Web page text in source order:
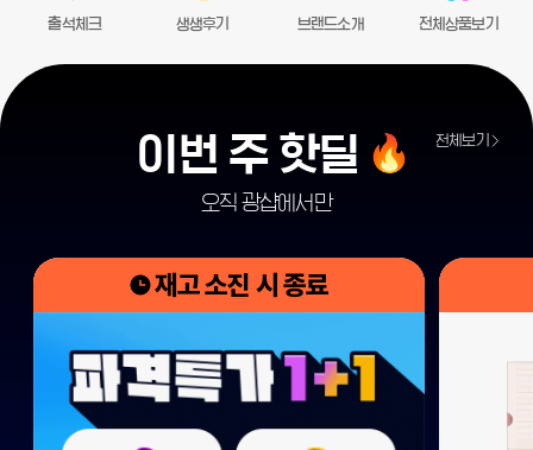
출석체크 생생후기 브랜드소개 전체상품보기
이번 주 핫딜 전체보기
오직 광샵에서만
재고 소진 시 종료